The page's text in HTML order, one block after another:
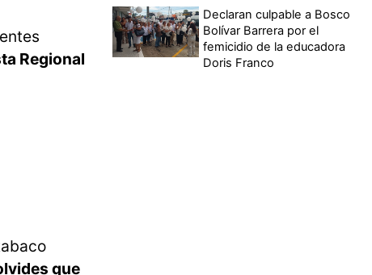
Regional
que
Declaran culpable a Bosco
Bolívar Barrera por el
femicidio de la educadora
Doris Franco